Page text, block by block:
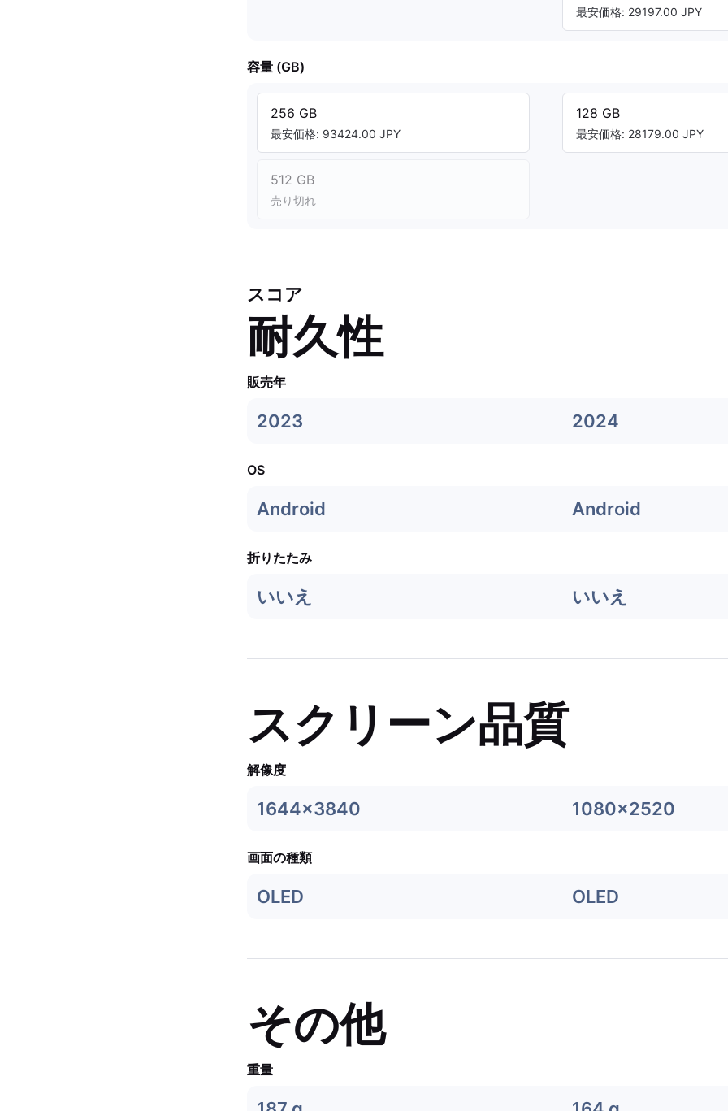
最安価格: 29197.00 JPY
容量 (GB)
256 GB
最安価格: 93424.00 JPY
512 GB
売り切れ
128 GB
最安価格: 28179.00 JPY
スコア
耐久性
販売年
2023 2024
OS
Android Android
折りたたみ
いいえ いいえ
スクリーン品質
解像度
1644x3840 1080x2520
画面の種類
OLED OLED
その他
重量